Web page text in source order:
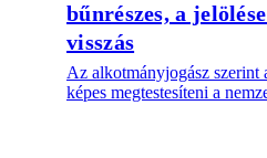
bűnrészes, a
visszás
Az alkotmányjogász szerint
képes megtestesíteni a